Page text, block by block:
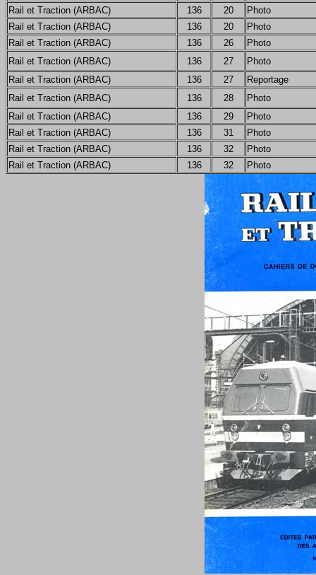
Rail et Traction (ARBAC)
136 20
Photo
Rail et Traction (ARBAC)
136 20
Photo
Rail et Traction (ARBAC)
136 26
Photo
Rail et Traction (ARBAC)
136 27
Photo
Rail et Traction (ARBAC)
136 27
Reportage
Rail et Traction (ARBAC)
136 28
Photo
Rail et Traction (ARBAC)
136 29
Photo
Rail et Traction (ARBAC)
136 31
Photo
Rail et Traction (ARBAC)
136 32
Photo
Rail et Traction (ARBAC)
136 32 Photo